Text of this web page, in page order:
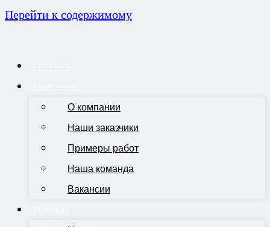
Перейти к содержимому
О компании
Наши заказчики
Примеры работ
Наша команда
Вакансии